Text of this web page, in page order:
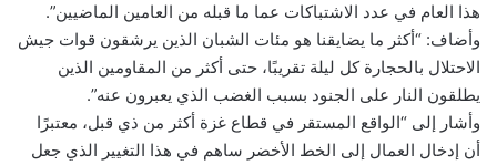
هذا العام في عدد الاشتباكات عما ما قبله من العامين الماضيين”.
وأضاف: “أكثر ما يضايقنا هو مئات الشبان الذين يرشقون قوات جيش
الاحتلال بالحجارة كل ليلة تقريبًا، حتى أكثر من المقاومين الذين
يطلقون النار على الجنود بسبب الغضب الذي يعبرون عنه”.
وأشار إلى “الواقع المستقر في قطاع غزة أكثر من ذي قبل، معتبرًا
أن إدخال العمال إلى الخط الأخضر ساهم في هذا التغيير الذي جعل